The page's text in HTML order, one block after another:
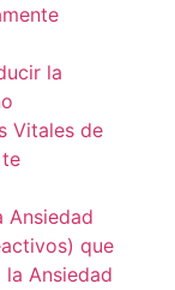
la
Vitales de
Ansiedad
que
Ansiedad